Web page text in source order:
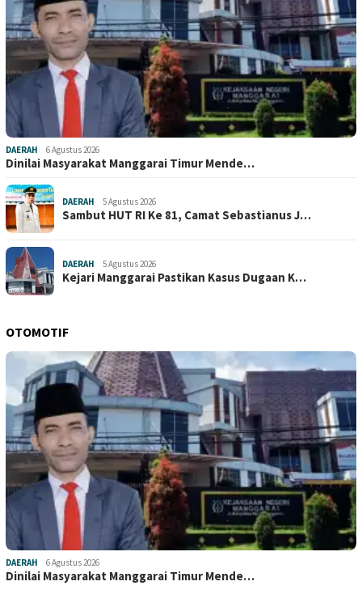
DAERAH 6 Agustus 2026
Dinilai Masyarakat Manggarai Timur Mende…
DAERAH 5 Agustus 2026
Sambut HUT RI Ke 81, Camat Sebastianus J…
DAERAH 5 Agustus 2026
Kejari Manggarai Pastikan Kasus Dugaan K…
OTOMOTIF
DAERAH 6 Agustus 2026
Dinilai Masyarakat Manggarai Timur Mende…